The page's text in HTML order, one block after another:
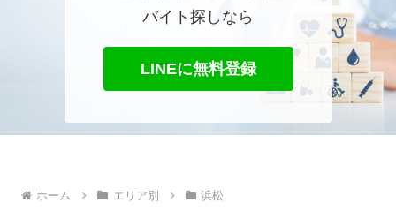
バイト探しなら
LINEに無料登録
ホーム エリア別 浜松